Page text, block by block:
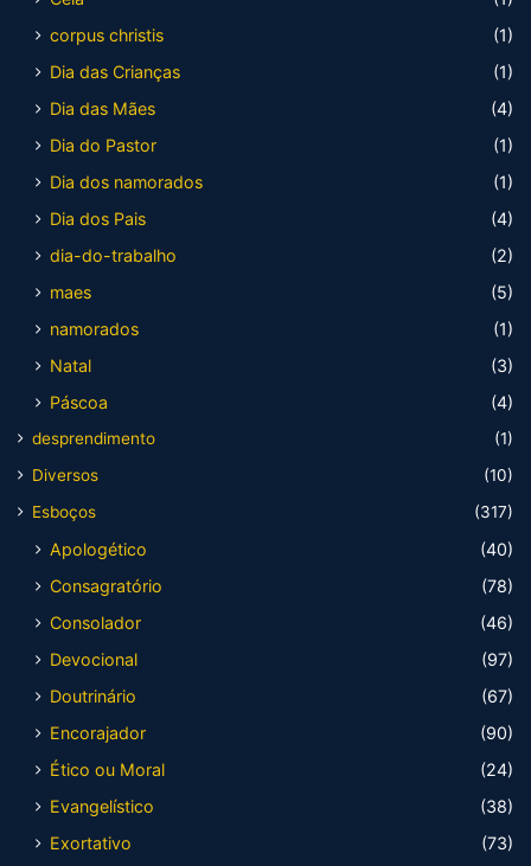
corpus christis
(1)
Dia das Crianças
(1)
Dia das Mães
(4)
Dia do Pastor
(1)
Dia dos namorados
(1)
Dia dos Pais
(4)
dia-do-trabalho
(2)
maes
(5)
namorados
(1)
Natal
(3)
Páscoa
(4)
desprendimento
(1)
Diversos
(10)
Esboços
(317)
Apologético
(40)
Consagratório
(78)
Consolador
(46)
Devocional
(97)
Doutrinário
(67)
Encorajador
(90)
Ético ou Moral
(24)
Evangelístico
(38)
Exortativo
(73)